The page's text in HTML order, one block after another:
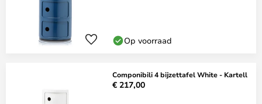
Op voorraad
Componibili 4 bijzettafel White - Kartell
€ 217,00